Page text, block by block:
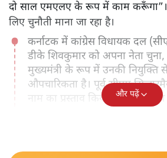
दो साल एमएलए के रूप में काम
लिए चुनौती माना जा रहा है।
कर्नाटक में कांग्रेस विधायक दल
डीके शिवकुमार को अपना नेता
मुख्यमंत्री के रूप में उनकी नियुक्ति
औपचारिकता है। पूर्व सीएम
नाम का प्रस्ताव किया, जिसे आमराय
और पढ़ें